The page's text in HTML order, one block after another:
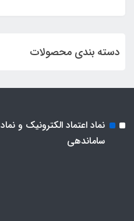
دسته بندی محصولات
نماد اعتماد الکترونیک و نماد
ساماندهی